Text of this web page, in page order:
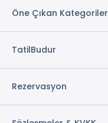
Öne Çıkan Kategoriler
TatilBudur
Rezervasyon